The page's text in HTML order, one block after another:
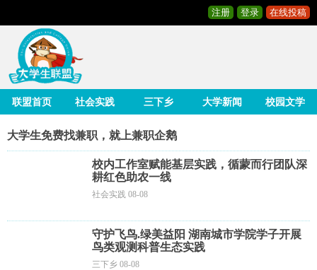
注册 登录 在线投稿
联盟首页 社会实践 三下乡 大学新闻 校园文学
大学生免费找兼职，就上兼职企鹅
校内工作室赋能基层实践，循蒙而行团队深
耕红色助农一线
社会实践 08-08
守护飞鸟.绿美益阳 湖南城市学院学子开展
鸟类观测科普生态实践
三下乡 08-08